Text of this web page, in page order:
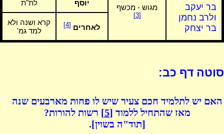
בר יעקב
ולרב נחמן
בר יצחק
מגוש - מכשף
[3]
יוסף
לת"ת
לאחרים [4]
קרא ושנה ולא
למד גמ'
סוטה דף כב:
האם יש לתלמיד חכם צעיר שיש לו פחות מארבעים שנה
מאז שהתחיל ללמוד [5]
רשות להורות?
[תוד"ה בשוין].